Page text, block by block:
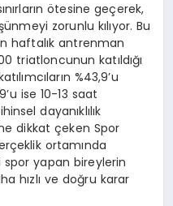
ötesine geçerek,
zorunlu kılıyor. Bu
haftalık antrenman
triatloncunun katıldığı
%43,9’u
ise 10-13 saat
dayanıklılık
dikkat çeken Spor
ortamında
yapan bireylerin
hızlı ve doğru karar